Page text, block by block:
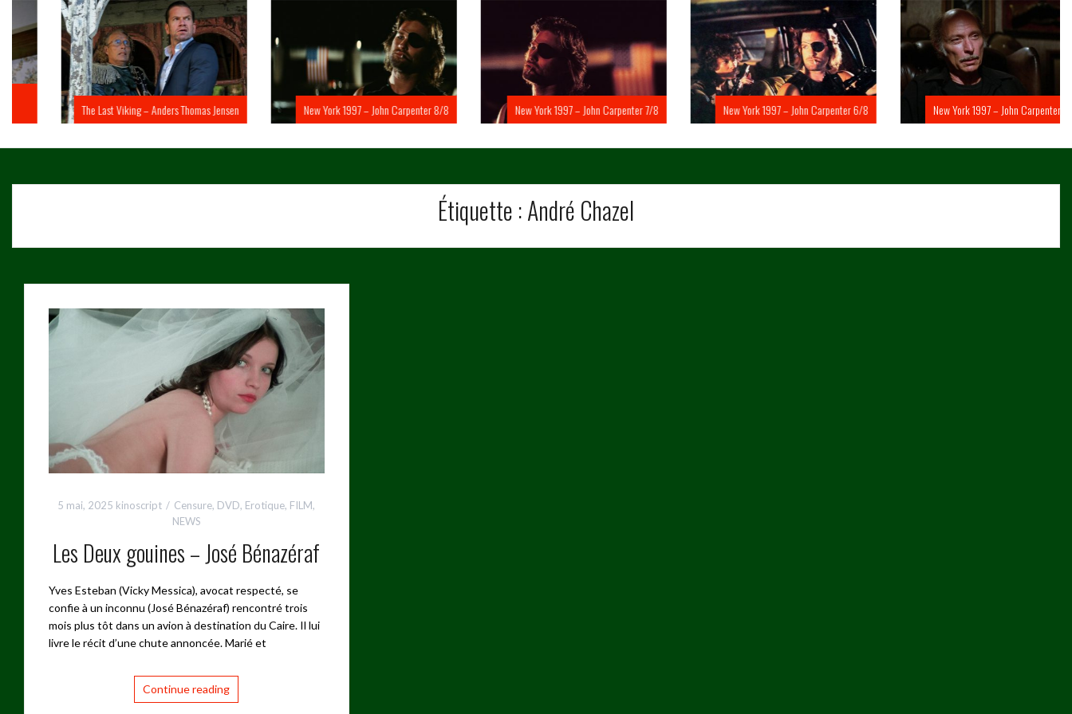
The Last Viking – Anders Thomas Jensen New York 1997 – John Carpenter 8/8 New York 1997 – John Carpenter 7/8 New York 1997 – John Carpenter 6/8 New York 1997 – John Carpenter 5/8
Étiquette :André Chazel
5 mai, 2025 kinoscript Censure, DVD, Erotique, FILM,
NEWS
Les Deux gouines – José Bénazéraf
Yves Esteban (Vicky Messica), avocat respecté, se
confie à un inconnu (José Bénazéraf) rencontré trois
mois plus tôt dans un avion à destination du Caire. Il lui
livre le récit d’une chute annoncée. Marié et
Continue reading